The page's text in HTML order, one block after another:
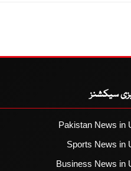
سیکشنز
Pakistan News in
Sports News in
Business News in